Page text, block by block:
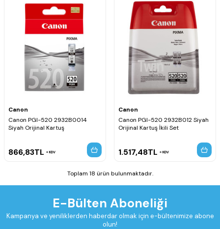
Canon
Canon PGI-520 2932B0014
Siyah Orijinal Kartuş
866,83TL KDV
Canon
Canon PGI-520 2932B012 Siyah
Orijinal Kartuş İkili Set
1.517,48TL KDV
Toplam 18 ürün bulunmaktadır.
E-Bülten Aboneliği
Kampanya ve yeniliklerden haberdar olmak için e-bültenimize abone
olun!